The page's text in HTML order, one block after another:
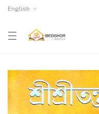
English